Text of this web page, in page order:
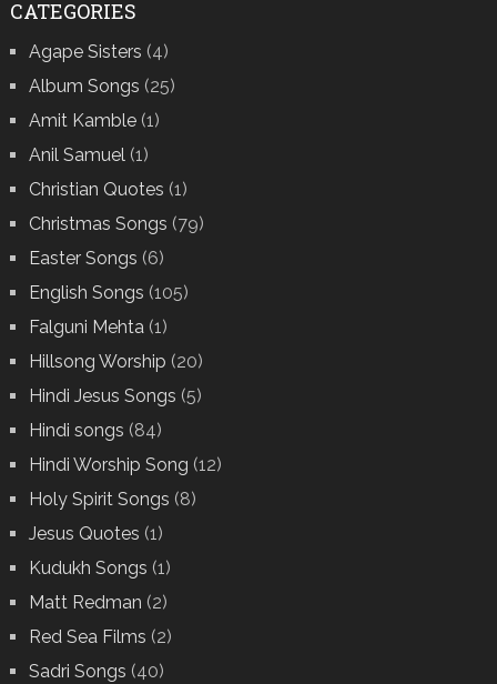
CATEGORIES
Agape Sisters (4)
Album Songs (25)
Amit Kamble(1)
Anil Samuel(1)
Christian Quotes (1)
Christmas Songs (79)
Easter Songs (6)
English Songs (105)
Falguni Mehta(1)
Hillsong Worship (20)
Hindi Jesus Songs (5)
Hindi songs (84)
Hindi Worship Song (12)
Holy Spirit Songs (8)
Jesus Quotes (1)
Kudukh Songs (1)
Matt Redman (2)
Red Sea Films (2)
Sadri Songs (40)